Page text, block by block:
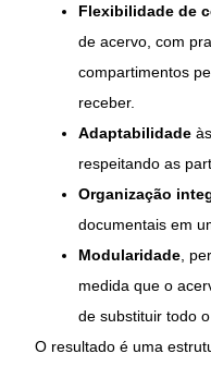
Flexibilidade de
de acervo, com
compartimentos
receber.
Adaptabilidade
respeitando as
Organização
documentais em
Modularidade ,
medida que o
de substituir todo o
O resultado é uma